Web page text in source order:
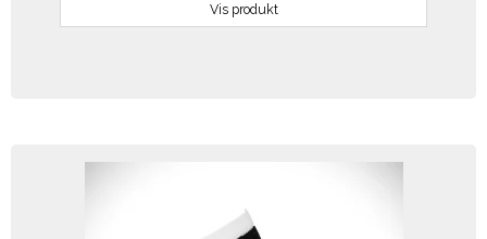
Vis produkt